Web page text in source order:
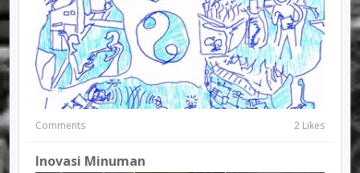
Comments 2 Likes
Inovasi Minuman